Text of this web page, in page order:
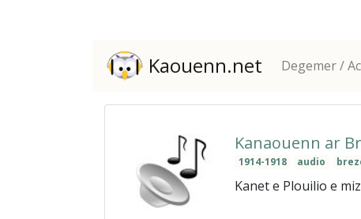
Kaouenn.net Degemer /
Kanaouenn ar
1914-1918 audio
Kanet e Plouilio e